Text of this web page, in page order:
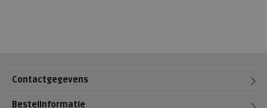
Contactgegevens
Bestelinformatie